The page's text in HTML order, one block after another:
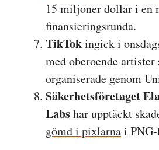
15 miljoner dollar i en
finansieringsrunda.
TikTokingick i
med oberoende artister
organiserade genom
Säkerhetsföretaget
Labshar upptäckt
gömd i pixlarnai